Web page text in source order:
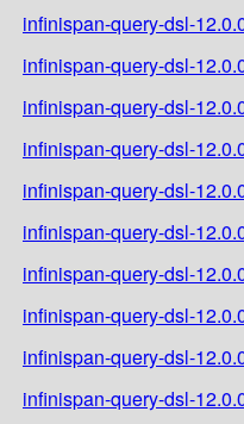
infinispan-query-dsl-
infinispan-query-dsl-
infinispan-query-dsl-
infinispan-query-dsl-
infinispan-query-dsl-
infinispan-query-dsl-
infinispan-query-dsl-
infinispan-query-dsl-
infinispan-query-dsl-
infinispan-query-dsl-